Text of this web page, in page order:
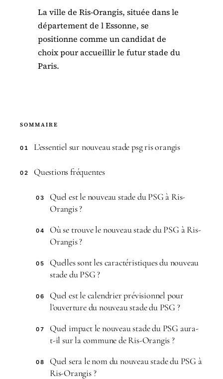
La ville de Ris-Orangis, située dans le
département de l Essonne, se
positionne comme un candidat de
choix pour accueillir le futur stade du
Paris.
SOMMAIRE
01 L’essentiel sur nouveau stade psg ris orangis
02 Questions fréquentes
03
Quel est le nouveau stade du PSG à Ris-
Orangis ?
04
Où se trouve le nouveau stade du PSG à Ris-
Orangis ?
05
Quelles sont les caractéristiques du nouveau
stade du PSG ?
06
Quel est le calendrier prévisionnel pour
l’ouverture du nouveau stade du PSG ?
07
Quel impact le nouveau stade du PSG aura-
t-il sur la commune de Ris-Orangis ?
08
Quel sera le nom du nouveau stade du PSG à
Ris-Orangis ?